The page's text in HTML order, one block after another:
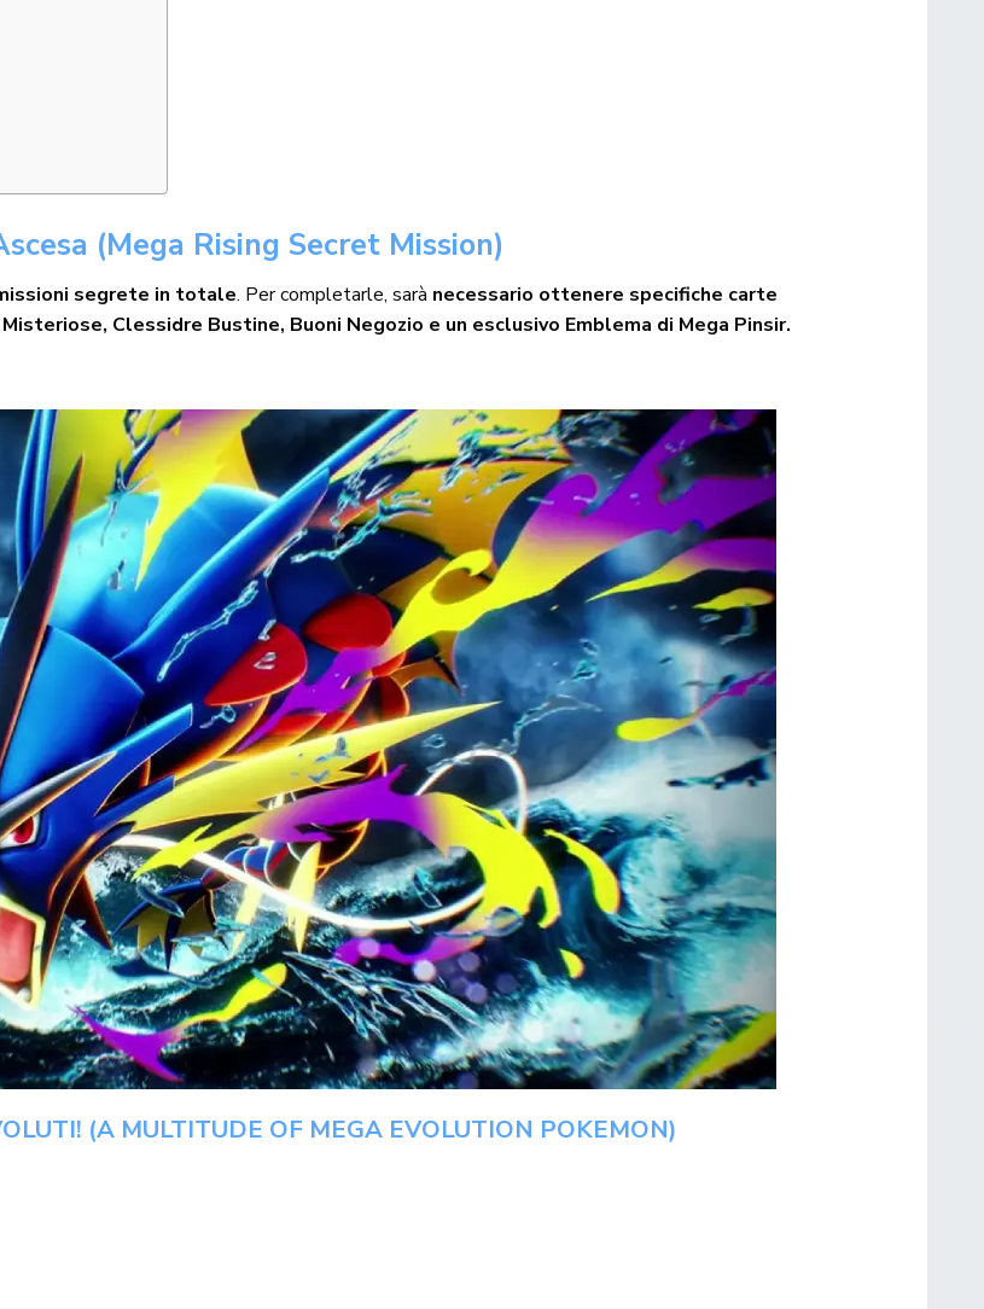
(Mega Rising Secret Mission)
segrete in totale. Per completarle, sarà necessario ottenere specifiche carte
Clessidre Bustine, Buoni Negozio e un esclusivo Emblema di Mega Pinsir.
(A MULTITUDE OF MEGA EVOLUTION POKEMON)